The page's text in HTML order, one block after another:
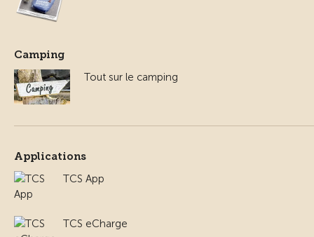
Camping
Tout sur le camping
Applications
TCS App
TCS eCharge